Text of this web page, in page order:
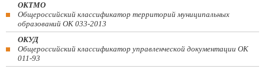
ОКТМО
Общероссийский классификатор территорий муниципальных
образований ОК 033-2013
ОКУД
Общероссийский классификатор управленческой документации ОК
011-93